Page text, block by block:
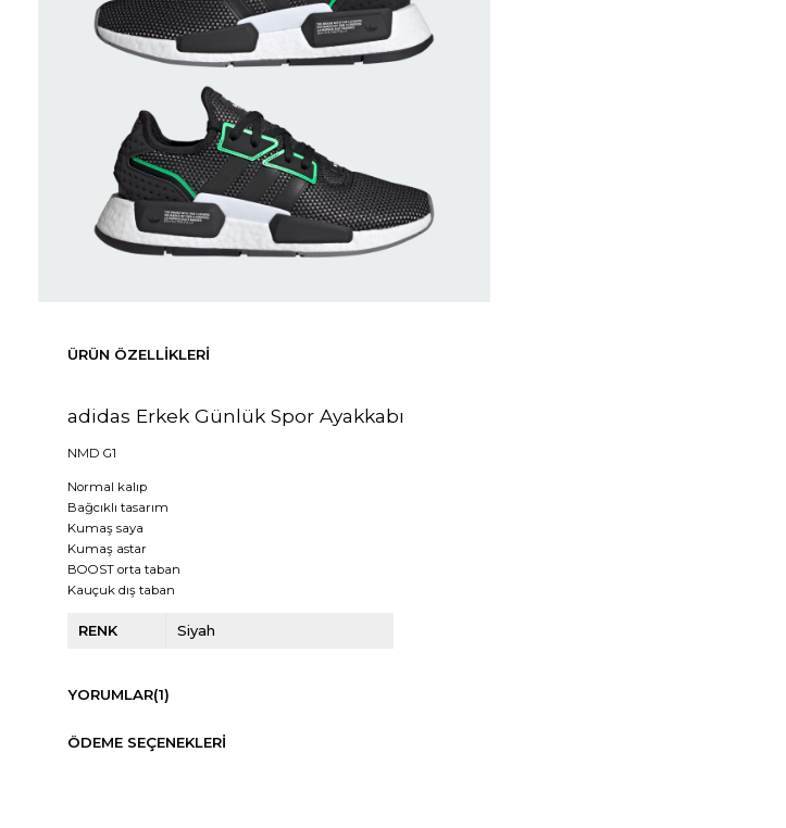
ÜRÜN ÖZELLIKLERI
adidas Erkek Günlük Spor Ayakkabı
NMD G1
Normal kalıp
Bağcıklı tasarım
Kumaş saya
Kumaş astar
BOOST orta taban
Kauçuk dış taban
RENK Siyah
YORUMLAR(1)
ÖDEME SEÇENEKLERI